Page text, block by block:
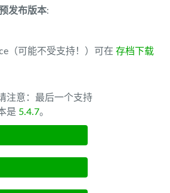
发布版本:
（可能不受支持！）可在 存档下载
注意：最后一个支持
是 5.4.7。